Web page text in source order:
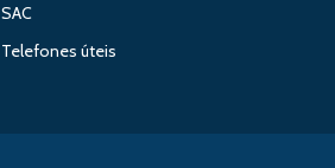
SAC
Telefones úteis